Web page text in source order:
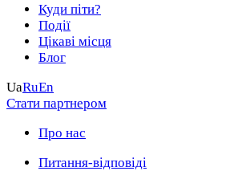
Куди піти?
Події
Цікаві місця
Блог
UaRuEn
Стати партнером
Про нас
Питання-відповіді